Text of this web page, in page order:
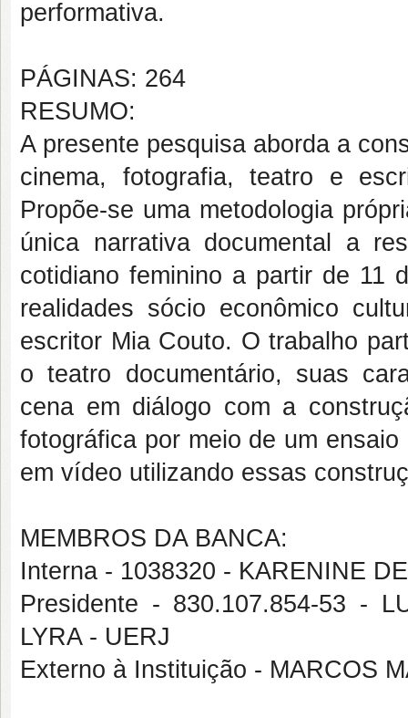
performativa.
PÁGINAS: 264
RESUMO:
A presente pesquisa aborda a
cinema, fotografia, teatro e
Propõe-se uma metodologia
única narrativa documental a
cotidiano feminino a partir de 11
realidades sócio econômico
escritor Mia Couto. O trabalho
o teatro documentário, suas
cena em diálogo com a
fotográfica por meio de um
em vídeo utilizando essas
MEMBROS DA BANCA:
Interna - 1038320 - KARENINE
Presidente - 830.107.854-53 -
LYRA - UERJ
Externo à Instituição - MARCOS